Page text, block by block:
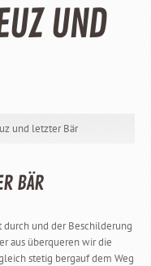
UND
und letzter Bär
BÄR
und der Beschilderung
aus überqueren wir die
stetig bergauf dem Weg